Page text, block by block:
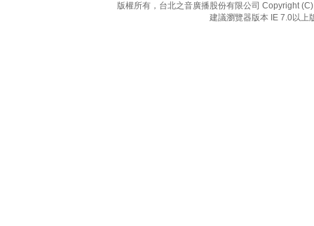
版權所有，台北之音廣播股份有限公司 Copyright
建議瀏覽器版本 IE 7.0以上